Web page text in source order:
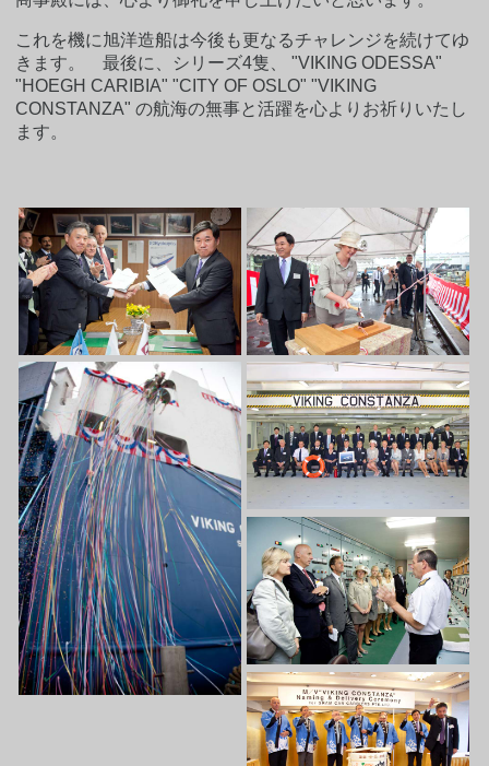
これを機に旭洋造船は今後も更なるチャレンジを続けてゆ
きます。 最後に、シリーズ4隻、 "VIKING ODESSA"
"HOEGH CARIBIA" "CITY OF OSLO" "VIKING
CONSTANZA" の航海の無事と活躍を心よりお祈りいたし
ます。